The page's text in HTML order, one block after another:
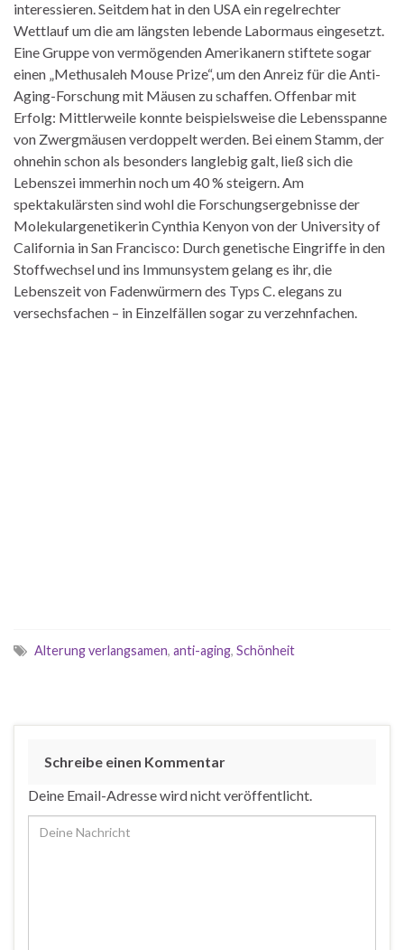
interessieren. Seitdem hat in den USA ein regelrechter
Wettlauf um die am längsten lebende Labormaus eingesetzt.
Eine Gruppe von vermögenden Amerikanern stiftete sogar
einen „Methusaleh Mouse Prize“, um den Anreiz für die Anti-
Aging-Forschung mit Mäusen zu schaffen. Offenbar mit
Erfolg: Mittlerweile konnte beispielsweise die Lebensspanne
von Zwergmäusen verdoppelt werden. Bei einem Stamm, der
ohnehin schon als besonders langlebig galt, ließ sich die
Lebenszei immerhin noch um 40 % steigern. Am
spektakulärsten sind wohl die Forschungsergebnisse der
Molekulargenetikerin Cynthia Kenyon von der University of
California in San Francisco: Durch genetische Eingriffe in den
Stoffwechsel und ins Immunsystem gelang es ihr, die
Lebenszeit von Fadenwürmern des Typs C. elegans zu
versechsfachen – in Einzelfällen sogar zu verzehnfachen.
Alterung verlangsamen, anti-aging, Schönheit
Schreibe einen Kommentar
Deine Email-Adresse wird nicht veröffentlicht.